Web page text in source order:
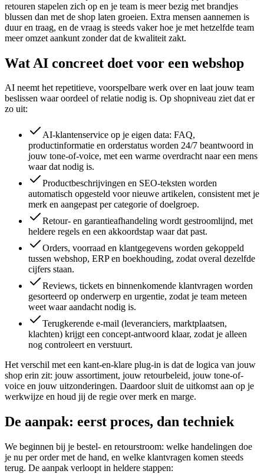
retouren stapelen zich op en je team is meer bezig met brandjes
blussen dan met de shop laten groeien. Extra mensen aannemen is
duur en traag, en de vraag is steeds vaker hoe je met hetzelfde team
meer omzet aankunt zonder dat de kwaliteit zakt.
Wat AI concreet doet voor een webshop
AI neemt het repetitieve, voorspelbare werk over en laat jouw team
beslissen waar oordeel of relatie nodig is. Op shopniveau ziet dat er
zo uit:
AI-klantenservice op je eigen data: FAQ,
productinformatie en orderstatus worden 24/7 beantwoord in
jouw tone-of-voice, met een warme overdracht naar een mens
waar dat nodig is.
Productbeschrijvingen en SEO-teksten worden
automatisch opgesteld voor nieuwe artikelen, consistent met je
merk en aangepast per categorie of doelgroep.
Retour- en garantieafhandeling wordt gestroomlijnd, met
heldere regels en een akkoordstap waar dat past.
Orders, voorraad en klantgegevens worden gekoppeld
tussen webshop, ERP en boekhouding, zodat overal dezelfde
cijfers staan.
Reviews, tickets en binnenkomende klantvragen worden
gesorteerd op onderwerp en urgentie, zodat je team meteen
weet waar aandacht nodig is.
Terugkerende e-mail (leveranciers, marktplaatsen,
klachten) krijgt een concept-antwoord klaar, zodat je alleen
nog controleert en verstuurt.
Het verschil met een kant-en-klare plug-in is dat de logica van jouw
shop erin zit: jouw assortiment, jouw retourbeleid, jouw tone-of-
voice en jouw uitzonderingen. Daardoor sluit de uitkomst aan op je
werkwijze en houd jij de regie over merk en marge.
De aanpak: eerst proces, dan techniek
We beginnen bij je bestel- en retourstroom: welke handelingen doe
je nu per order met de hand, en welke klantvragen komen steeds
terug. De aanpak verloopt in heldere stappen: